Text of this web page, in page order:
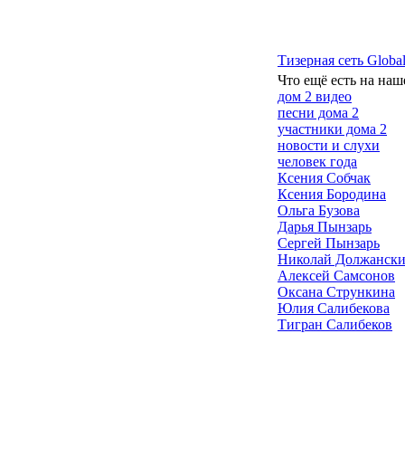
Тизерная сеть
Что ещё есть на
дом 2 видео
песни дома 2
участники дома 2
новости и слухи
человек года
Ксения Собчак
Ксения Бородина
Ольга Бузова
Дарья Пынзарь
Сергей Пынзарь
Николай
Алексей Самсонов
Оксана Стрункина
Юлия Салибекова
Тигран Салибеков